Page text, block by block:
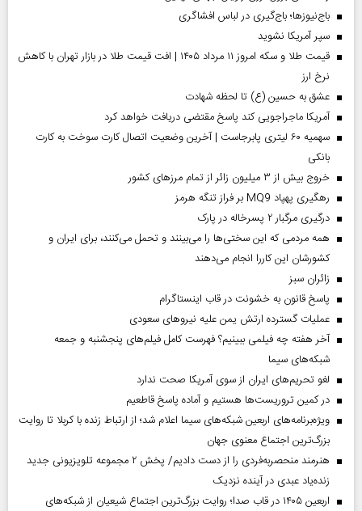
باج‌نیوزها؛ باج‌گیری در لباس افشاگری
سپر آمریکا نشوید
قیمت طلا و سکه امروز ۱۱ مرداد ۱۴۰۵ | افت قیمت طلا در بازار تهران با کاهش
نرخ ارز
عشق به حسین (ع) تا لحظه شهادت
آمریکا ماجراجویی کند پاسخ مقتضی دریافت خواهد کرد
سهمیه ۶۰ لیتری پابرجاست | آخرین وضعیت اتصال کارت سوخت به کارت
بانکی
خروج بیش از ۳ میلیون زائر از تمام مرز‌های کشور
رهگیری پهپاد MQ9 بر فراز تنگه هرمز
درگیری مرگبار ۲ پسرخاله در پارک
همه مردمی که این سختی‌ها را می‌بینند و تحمل می‌کنند، برای ایران و
کشورشان این کاررا انجام می‌دهند
‌زائران سبز
پاسخ قانون به خشونت در قاب اینستاگرام
عملیات گسترده ارتش یمن علیه نیروهای سعودی
آخر هفته چه فیلمی ببینیم؟ فهرست کامل فیلم‌های پنجشنبه و جمعه
شبکه‌های سیما
لغو تحریم‌های ایران از سوی آمریکا صحت ندارد
در کمین تروریست‌ها هستیم و آماده پاسخ قاطعیم
ویژه‌برنامه‌های اربعین شبکه‌های سیما اعلام شد؛ از ارتباط زنده با کربلا تا روایت
بزرگ‌ترین اجتماع معنوی جهان
هنرمند منحصر‌به‌فردی را از دست دادیم/ پخش ۲ مجموعه تلویزیونی جدید
زنده‌یاد عبدی در آینده نزدیک
اربعین ۱۴۰۵ در قاب صدا؛ روایت بزرگ‌ترین اجتماع شیعیان از شبکه‌های